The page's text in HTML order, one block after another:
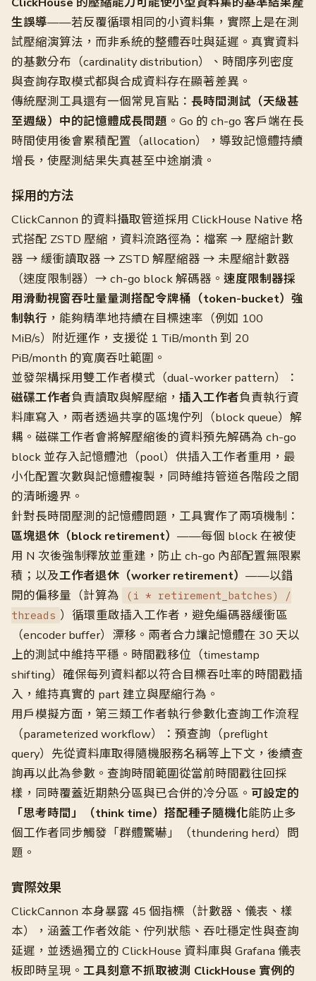
生誤導——若反覆循環相同的小資料集，實際上是在測
試壓縮演算法，而非系統的整體吞吐與延遲。真實資料
的基數分布（cardinality distribution）、時間序列密度
與查詢存取模式都與合成資料存在顯著差異。
傳統壓測工具還有一個常見盲點： 長時間測試（天級甚
至週級）中的記憶體成長問題 。Go 的 ch-go 客戶端在長
時間使用後會累積配置（allocation），導致記憶體持續
增長，使壓測結果失真甚至中途崩潰。
採用的方法
ClickCannon 的資料攝取管道採用 ClickHouse Native 格
式搭配 ZSTD 壓縮，資料流路徑為：檔案 → 壓縮計數
器 → 緩衝讀取器 → ZSTD 解壓縮器 → 未壓縮計數器
（速度限制器）→ ch-go block 解碼器。 速度限制器採
用滑動視窗吞吐量量測搭配令牌桶（token-bucket）強
制執行 ，能夠精準地持續在目標速率（例如 100
MiB/s）附近運作，支援從 1 TiB/month 到 20
PiB/month 的寬廣吞吐範圍。
並發架構採用雙工作者模式（dual-worker pattern）：
磁碟工作者負責讀取與解壓縮， 插入工作者負責執行資
料庫寫入，兩者透過共享的區塊佇列（block queue）解
耦。磁碟工作者會將解壓縮後的資料預先解碼為 ch-go
block 並存入記憶體池（pool）供插入工作者重用，最
小化配置次數與記憶體複製，同時維持管道各階段之間
的清晰邊界。
針對長時間壓測的記憶體問題，工具實作了兩項機制：
區塊退休（block retirement） ——每個 block 在被使
用 N 次後強制釋放並重建，防止 ch-go 內部配置無限累
積；以及工作者退休（worker retirement） ——以錯
開的偏移量（計算為
(i * retirement_batches) /
threads ）循環重啟插入工作者，避免編碼器緩衝區
（encoder buffer）漂移。兩者合力讓記憶體在 30 天以
上的測試中維持平穩。時間戳移位（timestamp
shifting）確保每列資料都以符合目標吞吐率的時間戳插
入，維持真實的 part 建立與壓縮行為。
用戶模擬方面，第三類工作者執行參數化查詢工作流程
（parameterized workflow）：預查詢（preflight
query）先從資料庫取得隨機服務名稱等上下文，後續查
詢再以此為參數。查詢時間範圍從當前時間戳往回採
樣，同時覆蓋近期熱分區與已合併的冷分區。 可設定的
「思考時間」（think time）搭配種子隨機化能防止多
個工作者同步觸發「群體驚嚇」（thundering herd）問
題。
實際效果
ClickCannon 本身暴露 45 個指標（計數器、儀表、樣
本），涵蓋工作者效能、佇列狀態、吞吐穩定性與查詢
延遲，並透過獨立的 ClickHouse 資料庫與 Grafana 儀表
板即時呈現。 工具刻意不抓取被測 ClickHouse 實例的